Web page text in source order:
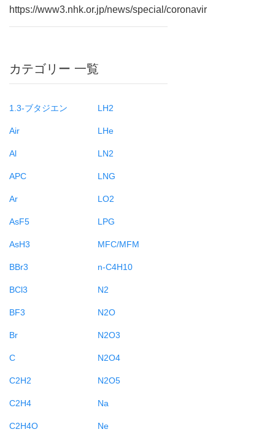
https://www3.nhk.or.jp/news/special/coronavir
カテゴリー 一覧
1.3-ブタジエン
Air
Al
APC
Ar
AsF5
AsH3
BBr3
BCl3
BF3
Br
C
C2H2
C2H4
C2H4O
LH2
LHe
LN2
LNG
LO2
LPG
MFC/MFM
n-C4H10
N2
N2O
N2O3
N2O4
N2O5
Na
Ne